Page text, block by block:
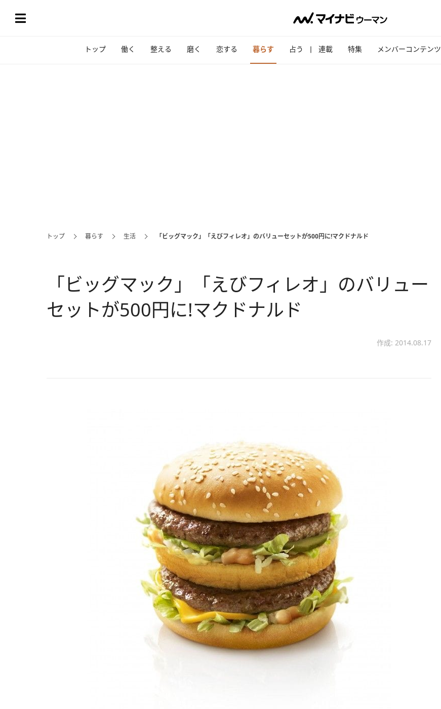
トップ 働く 整える 磨く 恋する 暮らす 占う 連載 特集 メンバーコンテンツ
トップ 暮らす 生活 「ビッグマック」「えびフィレオ」のバリューセットが500円に!マクドナルド
「ビッグマック」「えびフィレオ」のバリュー
セットが500円に!マクドナルド
作成: 2014.08.17